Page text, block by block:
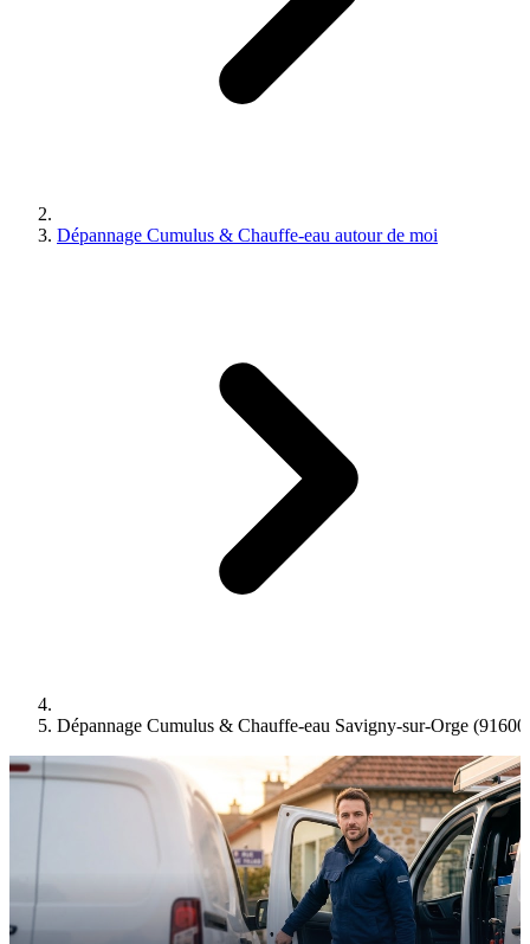
Dépannage Cumulus & Chauffe-eau autour de moi
Dépannage Cumulus & Chauffe-eau Savigny-sur-Orge